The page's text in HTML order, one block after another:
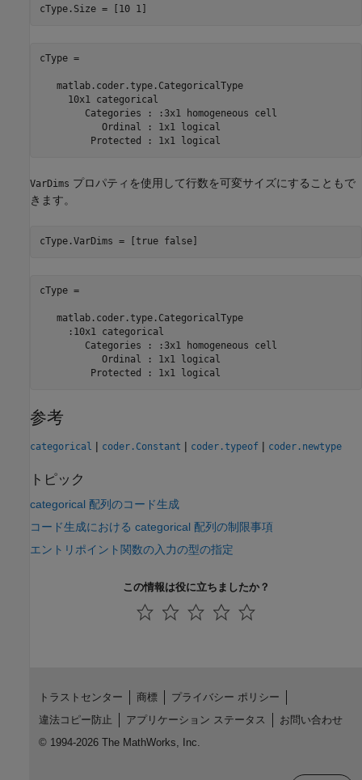
cType.Size = [10 1]
cType =
   matlab.coder.type.CategoricalType
     10x1 categorical
	 Protected : 1x1 logical
VarDims プロパティを使用して行数を可変サイズにすることもで
きます。
cType =
   matlab.coder.type.CategoricalType
     :10x1 categorical
	 Protected : 1x1 logical
参考
categorical | coder.Constant | coder.typeof | coder.newtype
トピック
categorical 配列のコード生成
コード生成における categorical 配列の制限事項
エントリポイント関数の入力の型の指定
この情報は役に立ちましたか？
トラストセンター 商標
プライバシー ポリシー
違法コピー防止
アプリケーション ステータス
お問い合わせ
© 1994-2026 The MathWorks, Inc.